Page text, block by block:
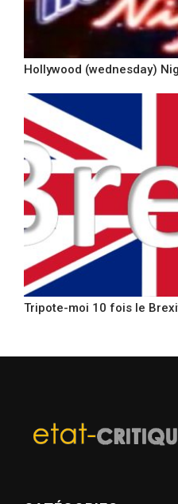
Hollywood (wednesday)
Tripote-moi 10 fois le